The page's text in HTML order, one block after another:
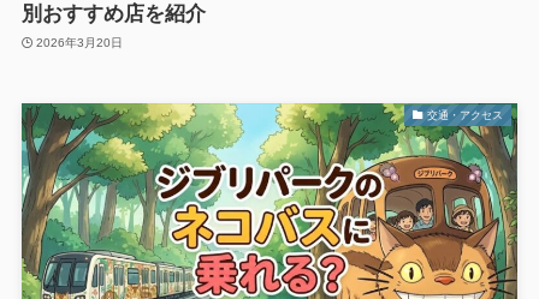
別おすすめ店を紹介
2026年3月20日
交通・アクセス